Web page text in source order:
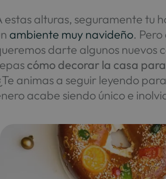
estas alturas, seguramente tu
ambiente muy navideño. Pero
darte algunos nuevos
cómo decorar la casa
animas a seguir leyendo
acabe siendo único e